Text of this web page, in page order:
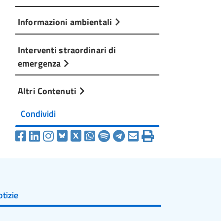
Informazioni ambientali
Interventi straordinari di
emergenza
Altri Contenuti
Condividi